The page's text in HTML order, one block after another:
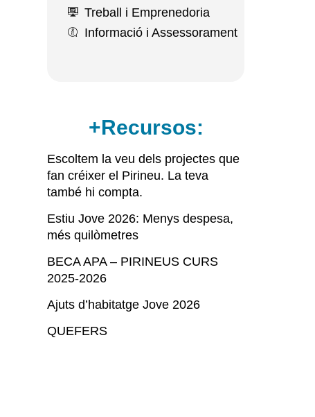
Treball i Emprenedoria
Informació i Assessorament
+Recursos:
Escoltem la veu dels projectes que
fan créixer el Pirineu. La teva
també hi compta.
Estiu Jove 2026: Menys despesa,
més quilòmetres
BECA APA – PIRINEUS CURS
2025-2026
Ajuts d’habitatge Jove 2026
QUEFERS